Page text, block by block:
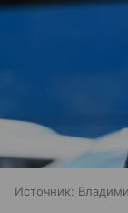
Источник: